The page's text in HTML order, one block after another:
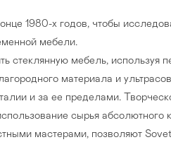
1980-х годов, чтобы
мебели.
стеклянную мебель, используя
материала и
и за ее пределами.
сырья абсолютного
мастерами, позволяют